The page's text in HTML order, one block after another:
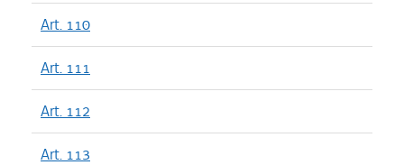
Art. 110
Art. 111
Art. 112
Art. 113